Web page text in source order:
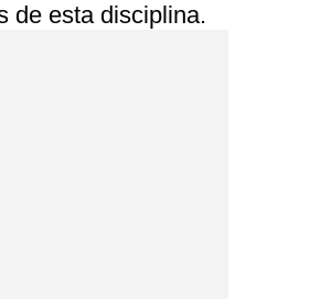
de esta disciplina.